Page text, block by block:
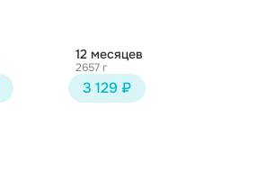
12 месяцев
2657 г
3 129 ₽